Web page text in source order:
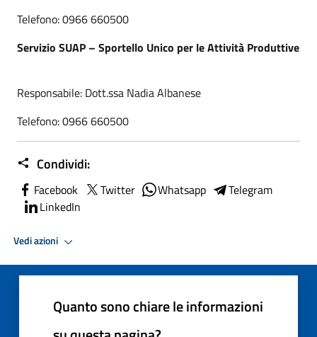
Telefono: 0966 660500
Servizio SUAP – Sportello Unico per le Attività Produttive
Responsabile: Dott.ssa Nadia Albanese
Telefono: 0966 660500
Condividi:
Facebook Twitter Whatsapp
Telegram
LinkedIn
Vedi azioni
Quanto sono chiare le informazioni